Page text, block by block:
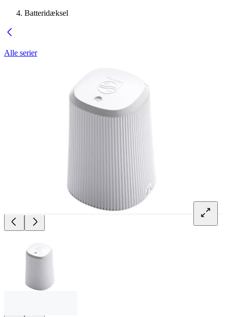
Batteridæksel
Alle serier